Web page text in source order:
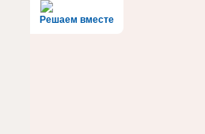
Решаем вместе